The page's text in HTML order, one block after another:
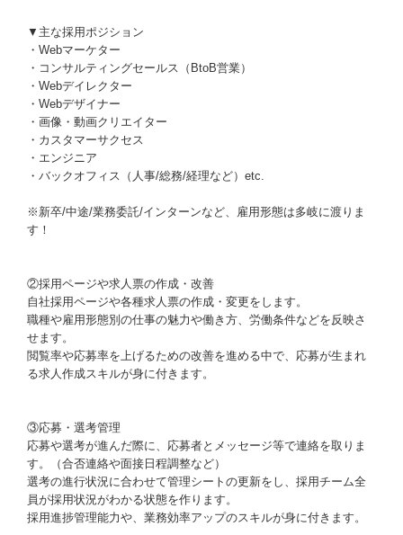
▼主な採用ポジション
・Webマーケター
・コンサルティングセールス（BtoB営業）
・Webデイレクター
・Webデザイナー
・画像・動画クリエイター
・カスタマーサクセス
・エンジニア
・バックオフィス（人事/総務/経理など）etc.
※新卒/中途/業務委託/インターンなど、雇用形態は多岐に渡りま
す！
②採用ページや求人票の作成・改善
自社採用ページや各種求人票の作成・変更をします。
職種や雇用形態別の仕事の魅力や働き方、労働条件などを反映さ
せます。
閲覧率や応募率を上げるための改善を進める中で、応募が生まれ
る求人作成スキルが身に付きます。
③応募・選考管理
応募や選考が進んだ際に、応募者とメッセージ等で連絡を取りま
す。（合否連絡や面接日程調整など）
選考の進行状況に合わせて管理シートの更新をし、採用チーム全
員が採用状況がわかる状態を作ります。
採用進捗管理能力や、業務効率アップのスキルが身に付きます。